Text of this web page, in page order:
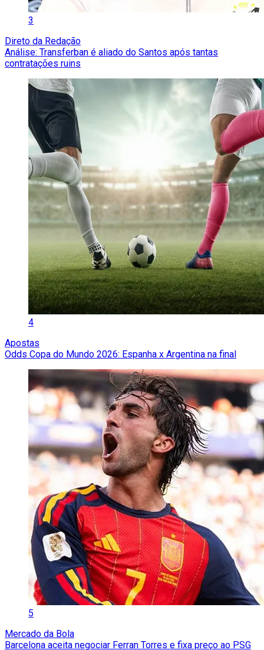
3
Direto da Redação
Análise: Transferban é aliado do Santos após tantas
contratações ruins
4
Apostas
Odds Copa do Mundo 2026: Espanha x Argentina na final
5
Mercado da Bola
Barcelona aceita negociar Ferran Torres e fixa preço ao PSG